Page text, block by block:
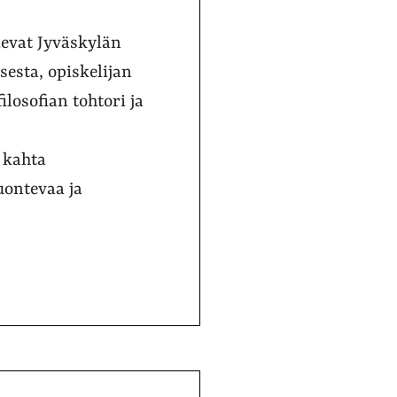
Jyväskylän
opiskelijan
tohtori ja
ja